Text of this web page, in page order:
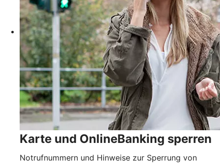
Karte und OnlineBanking sperren
Notrufnummern und Hinweise zur Sperrung von